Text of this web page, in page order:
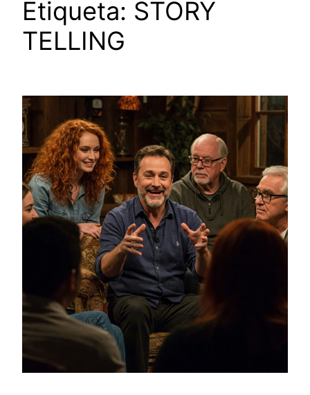
Etiqueta: STORY
TELLING